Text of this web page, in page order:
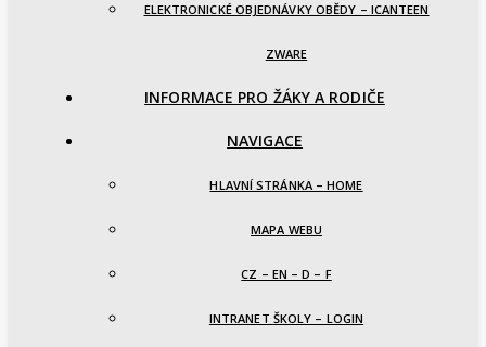
ELEKTRONICKÉ OBJEDNÁVKY OBĚDY – ICANTEEN
ZWARE
INFORMACE PRO ŽÁKY A RODIČE
NAVIGACE
HLAVNÍ STRÁNKA – HOME
MAPA WEBU
CZ – EN – D – F
INTRANET ŠKOLY – LOGIN